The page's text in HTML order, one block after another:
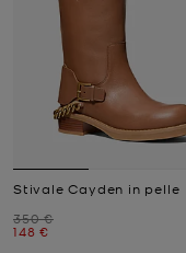
Stivale Cayden in pelle
Prezzo iniziale
350 €
Prezzo attuale
148 €